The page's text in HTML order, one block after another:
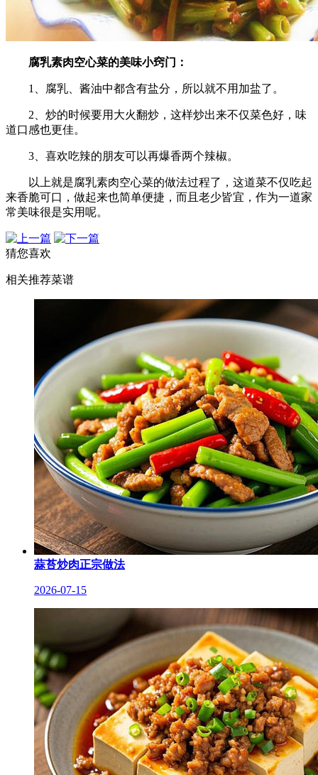
腐乳素肉空心菜的美味小窍门：
1、腐乳、酱油中都含有盐分，所以就不用加盐了。
2、炒的时候要用大火翻炒，这样炒出来不仅菜色好，味
道口感也更佳。
3、喜欢吃辣的朋友可以再爆香两个辣椒。
以上就是腐乳素肉空心菜的做法过程了，这道菜不仅吃起
来香脆可口，做起来也简单便捷，而且老少皆宜，作为一道家
常美味很是实用呢。
猜您喜欢
相关推荐菜谱
蒜苔炒肉正宗做法
2026-07-15